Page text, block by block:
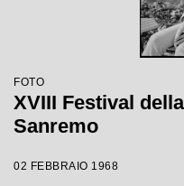
FOTO
XVIII Festival
Sanremo
02 FEBBRAIO 1968